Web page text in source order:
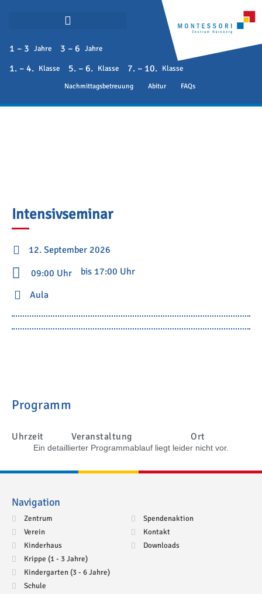
1 – 3 Jahre 3 – 6 Jahre
1. – 4. Klasse 5. – 6. Klasse 7. – 10. Klasse
Nachmittagsbetreuung Abitur FAQs
Intensivseminar
12. September 2026
09:00 Uhr
bis 17:00 Uhr
Aula
Programm
Uhrzeit Veranstaltung Ort
Ein detaillierter Programmablauf liegt leider nicht vor.
Navigation
Zentrum
Verein
Kinderhaus
Krippe (1 - 3 Jahre)
Kindergarten (3 - 6 Jahre)
Schule
Spendenaktion
Kontakt
Downloads